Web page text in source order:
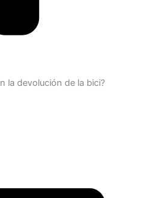
la devolución de la bici?